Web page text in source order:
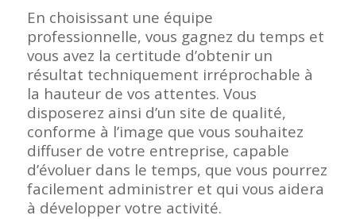
En choisissant une équipe
professionnelle, vous gagnez du temps et
vous avez la certitude d’obtenir un
résultat techniquement irréprochable à
la hauteur de vos attentes. Vous
disposerez ainsi d’un site de qualité,
conforme à l’image que vous souhaitez
diffuser de votre entreprise, capable
d’évoluer dans le temps, que vous pourrez
facilement administrer et qui vous aidera
à développer votre activité.